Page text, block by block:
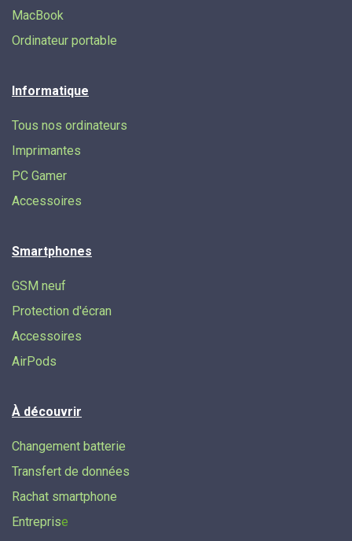
MacBook
Ordinateur portable
Informatique
Tous nos ordinateurs
Imprimantes
PC Gamer
Accessoires
Smartphones
GSM neuf
Protection d'écran
Accessoires
AirPods
À découvrir
Changement batterie
Transfert de données​
Rachat smartphone
Entreprise